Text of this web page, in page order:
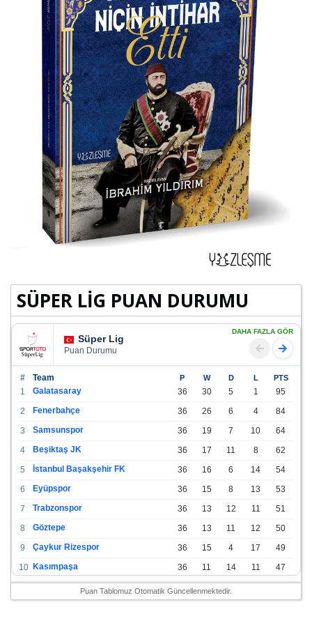
SÜPER LİG PUAN DURUMU
Süper Lig
Puan Durumu
DAHA FAZLA GÖR
# Team P W D L PTS
1 Galatasaray 36 30 5 1
95
2
Fenerbahçe 36 26 6 4
84
3
Samsunspor 36 19 7 10
64
4
Beşiktaş JK 36 17 11 8
62
5
İstanbul Başakşehir FK 36 16 6 14
54
6
Eyüpspor 36 15 8 13
53
7
Trabzonspor 36 13 12 11
51
8
Göztepe 36 13 11 12
50
9
Çaykur Rizespor 36 15 4 17
49
10 Kasımpaşa 36 11 14 11
47
Konyaspor Puan Tablomuz Otomatik Güncellenmektedir.